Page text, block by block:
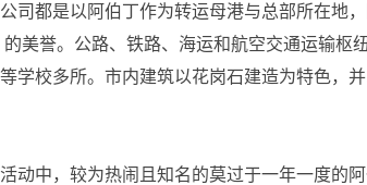
司都是以阿伯丁作为转运母港与总部所在地
的美誉。公路、铁路、海运和航空交通运输枢
学校多所。市内建筑以花岗石建造为特色，
中，较为热闹且知名的莫过于一年一度的阿